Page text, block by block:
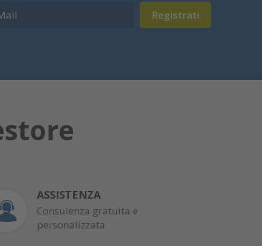
Registrati
ASSISTENZA
Consulenza gratuita e
personalizzata